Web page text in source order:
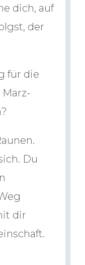
dich, auf
der
für die
Du
dir